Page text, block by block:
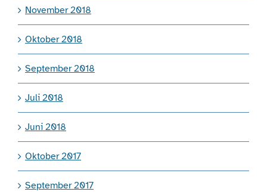
November 2018
Oktober 2018
September 2018
Juli 2018
Juni 2018
Oktober 2017
September 2017